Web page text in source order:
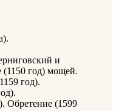
и
(1150 год) мощей.
год).
Обретение (1599